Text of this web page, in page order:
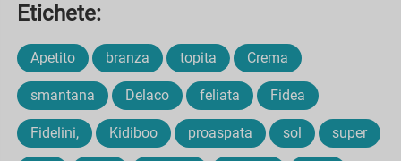
Etichete:
Apetito branza topita Crema
smantana Delaco feliata Fidea
Fidelini, Kidiboo proaspata sol super